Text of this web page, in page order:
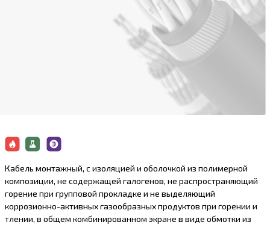
Кабель монтажный, с изоляцией и оболочкой из полимерной
композиции, не содержащей галогенов, не распространяющий
горение при групповой прокладке и не выделяющий
коррозионно-активныx газообразныx продуктов при горении и
тлении, в общем комбинированном экране в виде обмотки из